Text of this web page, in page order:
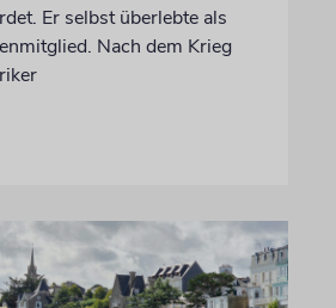
Er selbst überlebte als
Nach dem Krieg